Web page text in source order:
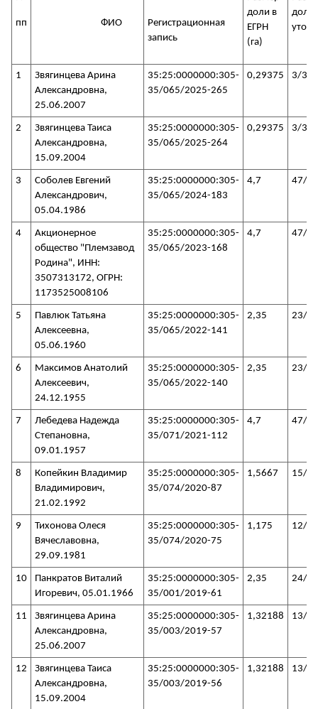
пп ФИО
Регистрационная
запись
доли в
ЕГРН
(га)
доли
1
Звягинцева Арина
Александровна,
25.06.2007
35:25:0000000:305-
35/065/2025-265
0,29375 3/
2
Звягинцева Таиса
Александровна,
15.09.2004
35:25:0000000:305-
35/065/2025-264
0,29375 3/
3
Соболев Евгений
Александрович,
05.04.1986
35:25:0000000:305-
35/065/2024-183
4,7 47/
4
Акционерное
общество "Племзавод
Родина", ИНН:
3507313172, ОГРН:
1173525008106
35:25:0000000:305-
35/065/2023-168
4,7 47/
5
Павлюк Татьяна
Алексеевна,
05.06.1960
35:25:0000000:305-
35/065/2022-141
2,35 23/
6
Максимов Анатолий
Алексеевич,
24.12.1955
35:25:0000000:305-
35/065/2022-140
2,35 23/
7
Лебедева Надежда
Степановна,
09.01.1957
35:25:0000000:305-
35/071/2021-112
4,7 47/
8
Копейкин Владимир
Владимирович,
21.02.1992
35:25:0000000:305-
35/074/2020-87
1,5667 15/
9
Тихонова Олеся
Вячеславовна,
29.09.1981
35:25:0000000:305-
35/074/2020-75
1,175 12/
10
Панкратов Виталий
Игоревич, 05.01.1966
35:25:0000000:305-
35/001/2019-61
2,35 24/
11
Звягинцева Арина
Александровна,
25.06.2007
35:25:0000000:305-
35/003/2019-57
1,32188 13/
12
Звягинцева Таиса
Александровна,
15.09.2004
35:25:0000000:305-
35/003/2019-56
1,32188 13/